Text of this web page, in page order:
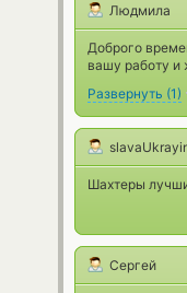
Людмила
Доброго
вашу работу и
Развернуть (1)
Шахтеры
Сергей